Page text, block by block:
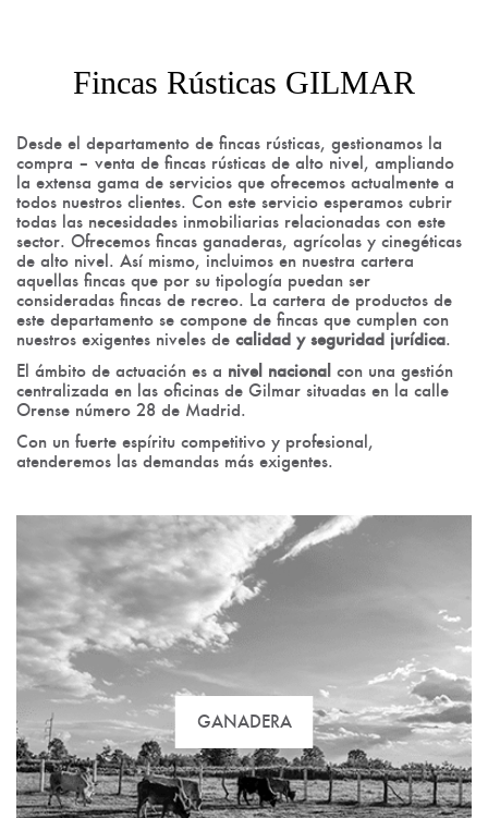
Fincas Rústicas GILMAR
Desde el departamento de fincas rústicas, gestionamos la
compra – venta de fincas rústicas de alto nivel, ampliando
la extensa gama de servicios que ofrecemos actualmente a
todos nuestros clientes. Con este servicio esperamos cubrir
todas las necesidades inmobiliarias relacionadas con este
sector. Ofrecemos fincas ganaderas, agrícolas y cinegéticas
de alto nivel. Así mismo, incluimos en nuestra cartera
aquellas fincas que por su tipología puedan ser
consideradas fincas de recreo. La cartera de productos de
este departamento se compone de fincas que cumplen con
nuestros exigentes niveles de calidad y seguridad jurídica.
El ámbito de actuación es a nivel nacional con una gestión
centralizada en las oficinas de Gilmar situadas en la calle
Orense número 28 de Madrid.
Con un fuerte espíritu competitivo y profesional,
atenderemos las demandas más exigentes.
GANADERA
GANADERA